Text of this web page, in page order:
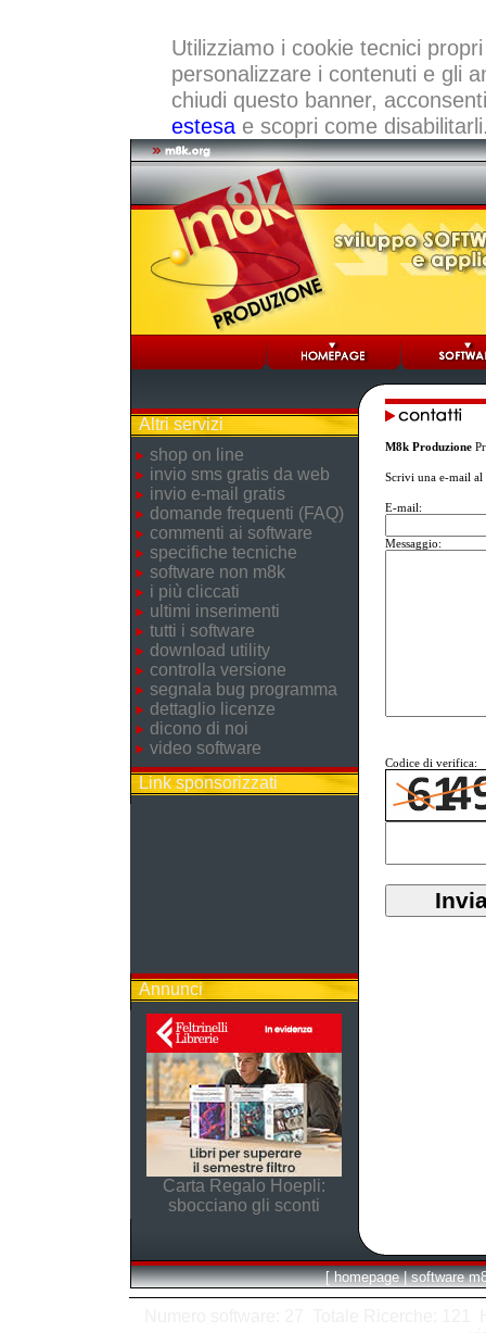
Utilizziamo i cookie tecnici
personalizzare i contenuti e gli
chiudi questo banner,
estesae scopri come
Altri servizi
shop on line
invio sms gratis da web
invio e-mail gratis
domande frequenti (FAQ)
commenti ai software
specifiche tecniche
software non m8k
i più cliccati
ultimi inserimenti
tutti i software
download utility
controlla versione
segnala bug programma
dettaglio licenze
dicono di noi
video software
Link sponsorizzati
Annunci
Carta Regalo Hoepli:
sbocciano gli sconti
M8k Produzione
Scrivi una e-mail
E-mail:
Messaggio:
Codice di verifica:
[ homepage | software